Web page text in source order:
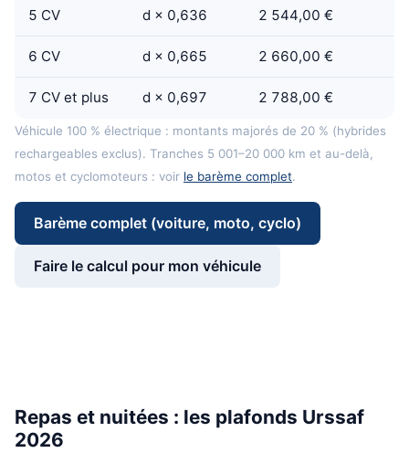
5 CV d × 0,636 2 544,00 €
6 CV d × 0,665 2 660,00 €
7 CV et plus d × 0,697 2 788,00 €
Véhicule 100 % électrique : montants majorés de 20 % (hybrides
rechargeables exclus). Tranches 5 001–20 000 km et au-delà,
motos et cyclomoteurs : voir le barème complet.
Barème complet (voiture, moto, cyclo)
Faire le calcul pour mon véhicule
Repas et nuitées : les plafonds Urssaf
2026